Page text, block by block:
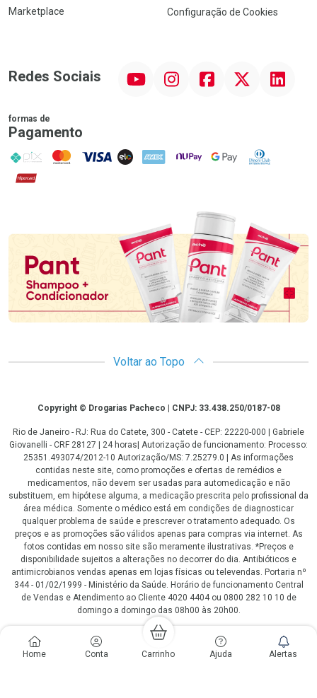
Home Conta Carrinho Ajuda Alertas
Marketplace
Configuração de Cookies
Redes Sociais InstagramFacebookTwitter Linkedin
formas de
Pagamento
PIX MasterCard
VISA ELO AMEX NuPay Google PayDiners Club
Hipercard
Voltar ao Topo
CopyrightCopyright © Drogarias Pacheco | CNPJ: 33.438.250/0187-08
Rio de Janeiro - RJ: Rua do Catete, 300 - Catete - CEP: 22220-000 | Gabriele
Giovanelli - CRF 28127 | 24 horas| Autorização de funcionamento: Processo:
25351.493074/2012-10 Autorização/MS: 7.25279.0 | As informações
contidas neste site, como promoções e ofertas de remédios e
medicamentos, não devem ser usadas para automedicação e não
substituem, em hipótese alguma, a medicação prescrita pelo profissional da
área médica. Somente o médico está em condições de diagnosticar
qualquer problema de saúde e prescrever o tratamento adequado. Os
preços e as promoções são válidos apenas para compras via internet. As
fotos contidas em nosso site são meramente ilustrativas. *Preços e
disponibilidade sujeitos a alterações no decorrer do dia. Antibióticos e
antimicrobianos vendas apenas em lojas físicas ou televendas. Portaria nº
344 - 01/02/1999 - Ministério da Saúde. Horário de funcionamento Central
de Vendas e Atendimento ao Cliente 4020 4404 ou 0800 282 10 10 de
domingo a domingo das 08h00 às 20h00.
LGPD Aceite os Cookies